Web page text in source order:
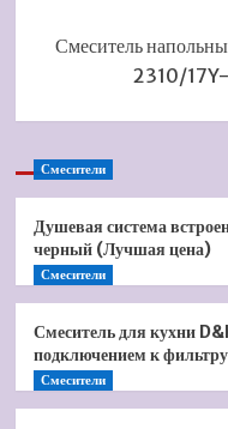
Смеситель
2310/17Y-
Смесители
Душевая система
черный (Лучшая цена)
Смесители
Смеситель для кухни
подключением к
Смесители